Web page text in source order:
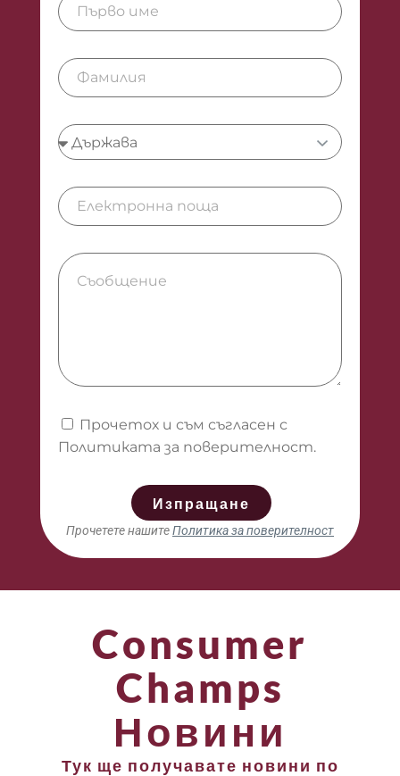
Прочетох и съм съгласен с
Политиката за поверителност.
Изпращане
Прочетете нашитеПолитика за поверителност
Consumer
Champs
Новини
Тук ще получавате новини по